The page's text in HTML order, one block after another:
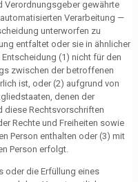
Verordnungsgeber gewährte
Verarbeitung —
unterworfen zu
entfaltet oder sie in ähnlicher
(1) nicht für den
zwischen der betroffenen
ist, oder (2) aufgrund von
denen der
diese Rechtsvorschriften
Rechte und Freiheiten sowie
Person enthalten oder (3) mit
Person erfolgt.
oder die Erfüllung eines